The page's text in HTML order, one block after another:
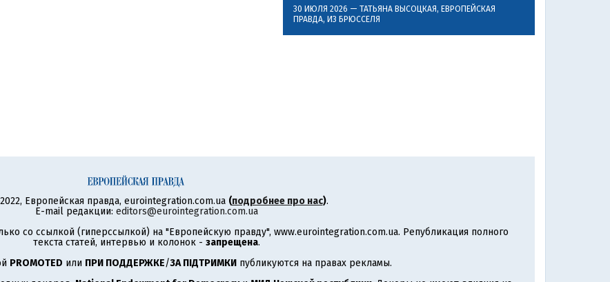
30 ИЮЛЯ 2026 — ТАТЬЯНА ВЫСОЦКАЯ, ЕВРОПЕЙСКАЯ
ПРАВДА, ИЗ БРЮССЕЛЯ
Европейская правда, eurointegration.com.ua (подробнее про нас).
E-mail редакции: editors@eurointegration.com.ua
со ссылкой (гиперссылкой) на "Европейскую правду", www.eurointegration.com.ua. Републикация полного
текста статей, интервью и колонок - запрещена.
PROMOTED или ПРИ ПОДДЕРЖКЕ/ЗА ПІДТРИМКИ публикуются на правах рекламы.